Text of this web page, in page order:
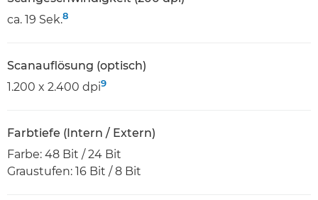
ca. 19 Sek.8
Scanauflösung (optisch)
1.200 x 2.400 dpi9
Farbtiefe (Intern / Extern)
Farbe: 48 Bit / 24 Bit
Graustufen: 16 Bit / 8 Bit